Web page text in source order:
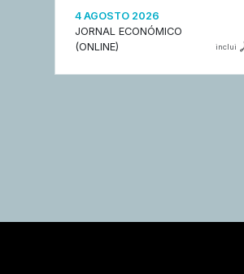
4 AGOSTO 2026
JORNAL ECONÓMICO
(ONLINE)
inclui